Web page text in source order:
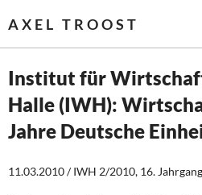
AXEL TROOST
Startseite
Institut für
Halle (IWH):
Jahre Deutsche
11.03.2010 / IWH 2/2010, 16. Jahrgang